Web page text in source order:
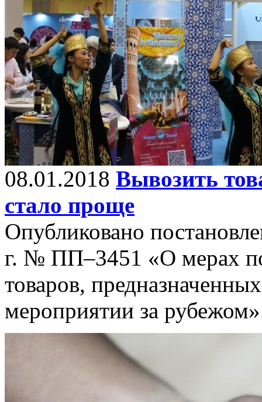
08.01.2018 Вывозить
стало проще
Опубликовано
г. № ПП–3451 «О мерах
товаров,
мероприятии за